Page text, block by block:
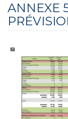
ANNEXE